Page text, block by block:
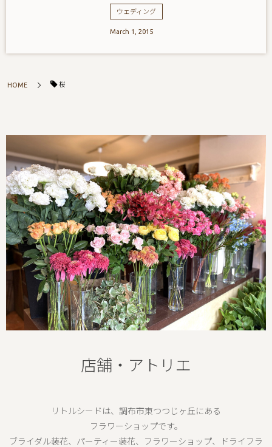
ウェディング
March 1 2015
HOME 桜
店舗・アトリエ
リトルシードは、調布市東つつじヶ丘にある
フラワーショップです。
ブライダル装花、パーティー装花、フラワーショップ、ドライフラ